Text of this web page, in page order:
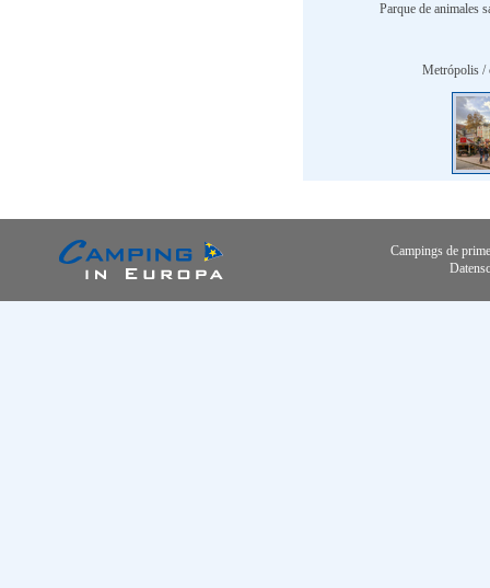
Parque de animales
Metrópolis /
Campings de